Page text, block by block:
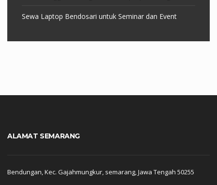
Sewa Laptop Bendosari untuk Seminar dan Event
ALAMAT SEMARANG
Bendungan, Kec. Gajahmungkur, semarang, Jawa Tengah 50255